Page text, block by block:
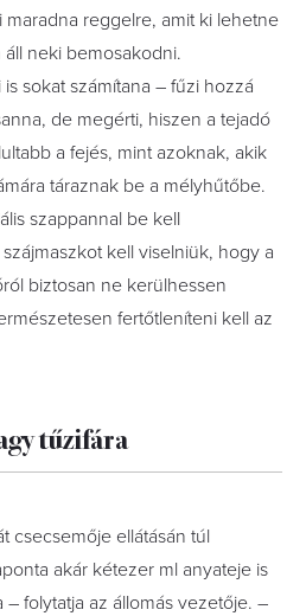
reggelre, amit ki lehetne
neki bemosakodni.
sokat számítana – fűzi hozzá
de megérti, hiszen a tejadó
a fejés, mint azoknak, akik
táraznak be a mélyhűtőbe.
szappannal be kell
kell viselniük, hogy a
biztosan ne kerülhessen
fertőtleníteni kell az
tűzifára
csecsemője ellátásán túl
akár kétezer ml anyateje is
folytatja az állomás vezetője. –